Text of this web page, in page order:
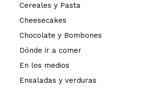
Cereales y Pasta
Cheesecakes
Chocolate y Bombones
Dónde ir a comer
En los medios
Ensaladas y verduras